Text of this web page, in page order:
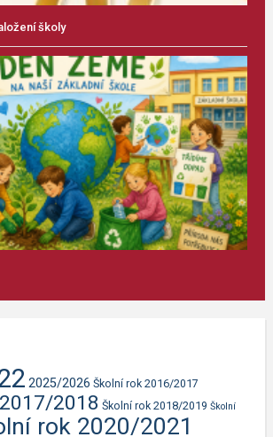
školy
2025/2026 Školní rok 2016/2017
2018 Školní rok 2018/2019 Školní
rok 2020/2021